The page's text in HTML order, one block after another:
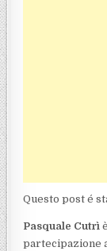
Questo post é
Pasquale Cutrì
partecipazione